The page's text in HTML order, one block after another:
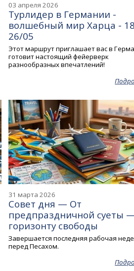
03 апреля 2026
Турлидер в Германии -
волшебный мир Харца -
26/05
Этот маршрут приглашает вас в
готовит настоящий фейерверк
разнообразных впечатлений!
31 марта 2026
Совет дня — От
предпраздничной суеты
горизонту свободы
Завершается последняя рабочая
перед Песахом.